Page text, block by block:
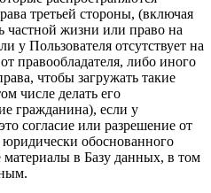
третьей стороны, (включая
частной жизни или право на
у Пользователя отсутствует на
правообладателя, либо иного
чтобы загружать такие
числе делать его
гражданина), если у
согласие или разрешение от
обоснованного
материалы в Базу данных, в том